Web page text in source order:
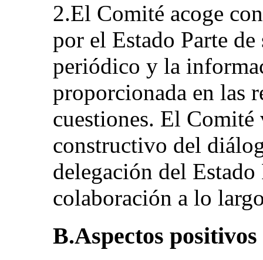
2.El Comité acoge
por el Estado Parte
periódico y la
proporcionada en las
cuestiones. El Comité
constructivo del
delegación del Estado
colaboración a lo
B.Aspectos positivos